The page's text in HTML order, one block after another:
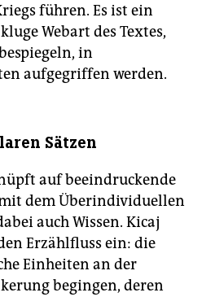
führen. Es ist ein
Webart des Textes,
in
aufgegriffen werden.
Sätzen
auf beeindruckende
mit dem Überindividuellen
auch Wissen. Kicaj
Erzählfluss ein: die
Einheiten an der
begingen, deren